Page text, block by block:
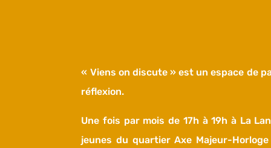
« Viens on discute » est un espace de
réflexion.
Une fois par mois de 17h à 19h à La
jeunes du quartier Axe Majeur-